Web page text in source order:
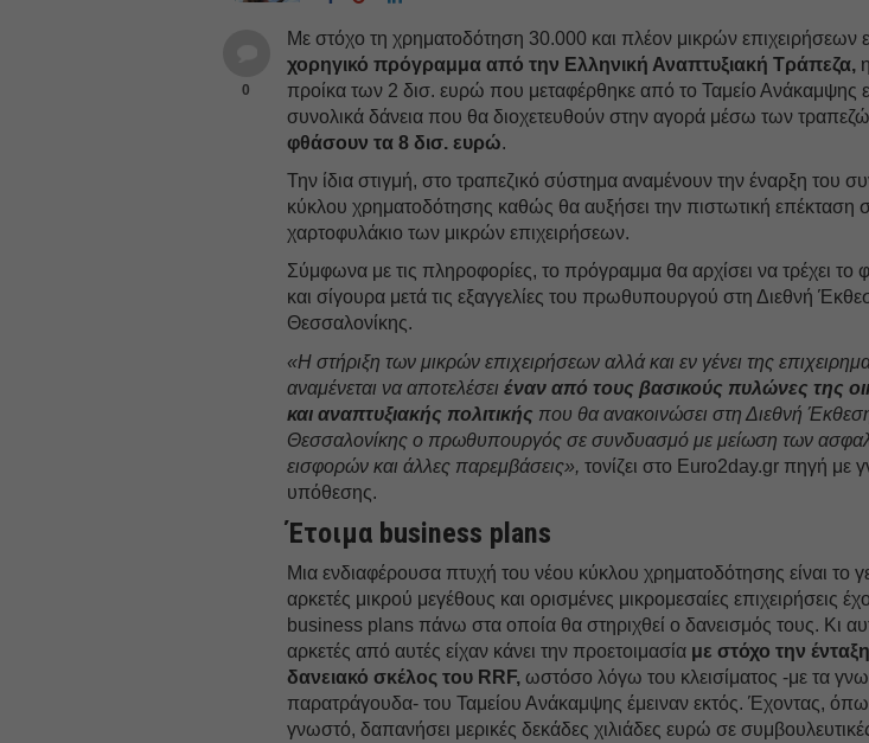
0
Με στόχο τη χρηματοδότηση 30.000 και πλέον μικρών επιχειρήσεων
χορηγικό πρόγραμμα από την Ελληνική Αναπτυξιακή Τράπεζα,
προίκα των 2 δισ. ευρώ που μεταφέρθηκε από το Ταμείο Ανάκαμψης
συνολικά δάνεια που θα διοχετευθούν στην αγορά μέσω των
φθάσουν τα 8 δισ. ευρώ.
Την ίδια στιγμή, στο τραπεζικό σύστημα αναμένουν την έναρξη του
κύκλου χρηματοδότησης καθώς θα αυξήσει την πιστωτική επέκταση
χαρτοφυλάκιο των μικρών επιχειρήσεων.
Σύμφωνα με τις πληροφορίες, το πρόγραμμα θα αρχίσει να τρέχει το
και σίγουρα μετά τις εξαγγελίες του πρωθυπουργού στη Διεθνή
Θεσσαλονίκης.
«Η στήριξη των μικρών επιχειρήσεων αλλά και εν γένει της
αναμένεται να αποτελέσειέναν από τους βασικούς πυλώνες της
και αναπτυξιακής πολιτικής που θα ανακοινώσει στη Διεθνή
Θεσσαλονίκης ο πρωθυπουργός σε συνδυασμό με μείωση των
εισφορών και άλλες παρεμβάσεις», τονίζει στο Euro2day.gr πηγή με
υπόθεσης.
Έτοιμα business plans
Μια ενδιαφέρουσα πτυχή του νέου κύκλου χρηματοδότησης είναι το
αρκετές μικρού μεγέθους και ορισμένες μικρομεσαίες επιχειρήσεις
business plans πάνω στα οποία θα στηριχθεί ο δανεισμός τους. Κι
αρκετές από αυτές είχαν κάνει την προετοιμασία με στόχο την
δανειακό σκέλος του RRF, ωστόσο λόγω του κλεισίματος -με τα
παρατράγουδα- του Ταμείου Ανάκαμψης έμειναν εκτός. Έχοντας,
γνωστό, δαπανήσει μερικές δεκάδες χιλιάδες ευρώ σε συμβουλευτικές